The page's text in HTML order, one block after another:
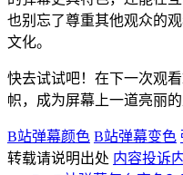
也别忘了尊重其他观众的
文化。
快去试试吧！在下一次观
帜，成为屏幕上一道亮丽的
B站弹幕颜色 B站弹幕变色
转载请说明出处 内容投诉